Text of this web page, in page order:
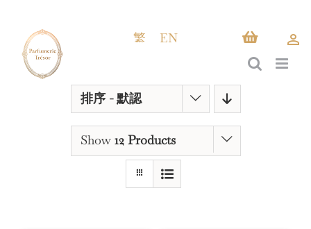
content
繁 EN
排序 -默認
Show 12 Products